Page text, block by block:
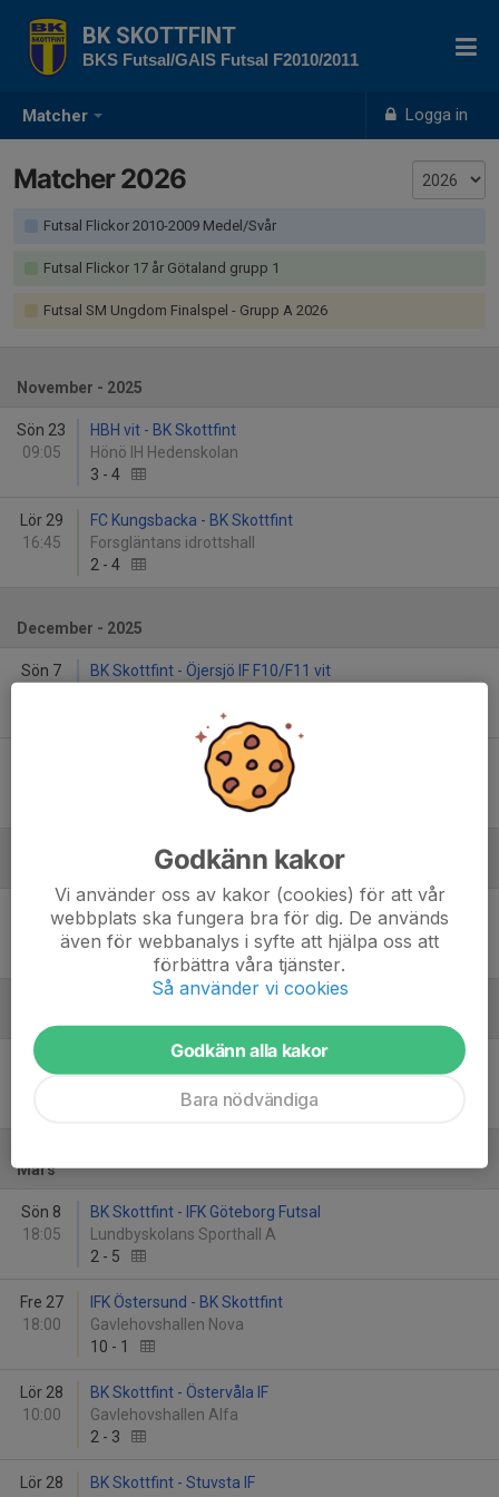
Matcher Logga in
BK SKOTTFINT
BKS Futsal/GAIS Futsal F2010/2011
Matcher 2026
Futsal Flickor 2010-2009 Medel/Svår
Futsal Flickor 17 år Götaland grupp 1
Futsal SM Ungdom Finalspel - Grupp A 2026
November - 2025
Sön 23
09:05
HBH vit - BK Skottfint
Hönö IH Hedenskolan
3 - 4
Lör 29
16:45
FC Kungsbacka - BK Skottfint
Forsgläntans idrottshall
2 - 4
December - 2025
Sön 7
BK Skottfint - Öjersjö IF F10/F11 vit
BK Skottfint - Futsal Club Kungsbacka Damjunior
Lundbyskolans Sporthall B
Lör 10
BK Häcken Futsal 1 F2010 Svart - BK Skottfint
Lundbyskolans Sporthall B
Sön 1
BK Skottfint - Ljungskile SK
Mars
Sön 8
18:05
BK Skottfint - IFK Göteborg Futsal
Lundbyskolans Sporthall A
2 - 5
Fre 27
18:00
IFK Östersund - BK Skottfint
Gavlehovshallen Nova
10 - 1
Lör 28
10:00
BK Skottfint - Östervåla IF
Gavlehovshallen Alfa
2 - 3
Lör 28
BK Skottfint - Stuvsta IF
Godkänn kakor
Vi använder oss av kakor (cookies) för att vår
webbplats ska fungera bra för dig. De används
även för webbanalys i syfte att hjälpa oss att
förbättra våra tjänster.
Så använder vi cookies
Godkänn alla kakor
Bara nödvändiga